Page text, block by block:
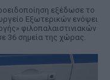
εξέδωσε το
Εξωτερικών ενόψει
φιλοπαλαιστινιακών
36 σημεία της χώρας.